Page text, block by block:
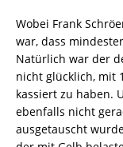
Wobei Frank
war, dass
Natürlich war der
nicht glücklich, mit
kassiert zu haben.
ebenfalls nicht
ausgetauscht